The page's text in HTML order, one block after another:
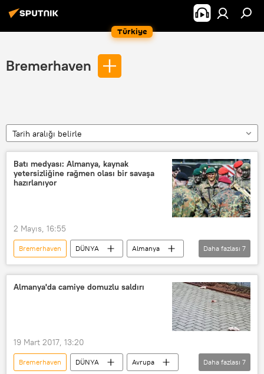
Türkiye
Bremerhaven
Tarih aralığı belirle
Batı medyası: Almanya, kaynak
yetersizliğine rağmen olası bir savaşa
hazırlanıyor
2 Mayıs, 16:55
Bremerhaven DÜNYA
Almanya
Avrupa
Bundeswehr (Alman Silahlı Kuvvetleri)
Daha fazlası 7
Almanya'da camiye domuzlu saldırı
19 Mart 2017, 13:20
Bremerhaven DÜNYA
Avrupa
Daha fazlası 7